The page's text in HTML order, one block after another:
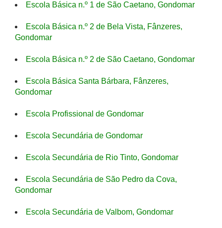
Escola Básica n.º 1 de São Caetano, Gondomar
Escola Básica n.º 2 de Bela Vista, Fânzeres,
Gondomar
Escola Básica n.º 2 de São Caetano, Gondomar
Escola Básica Santa Bárbara, Fânzeres,
Gondomar
Escola Profissional de Gondomar
Escola Secundária de Gondomar
Escola Secundária de Rio Tinto, Gondomar
Escola Secundária de São Pedro da Cova,
Gondomar
Escola Secundária de Valbom, Gondomar